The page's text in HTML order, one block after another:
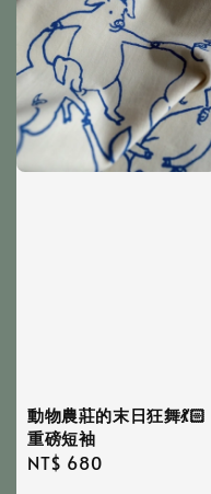
動物農莊的末日狂舞💃🏻
重磅短袖
Regular
NT$ 680